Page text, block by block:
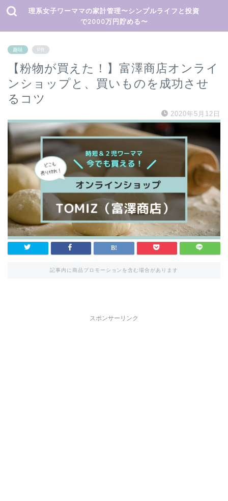
理系女子ワーママの家計管理〜シンプルライフと投資
で2000万円貯める〜
趣味 PR
【粉物が買えた！】富澤商店オンライ
ンショップと、買いものを成功させ
るコツ
2020年5月12日
記事内に商品プロモーションを含む場合があります
スポンサーリンク